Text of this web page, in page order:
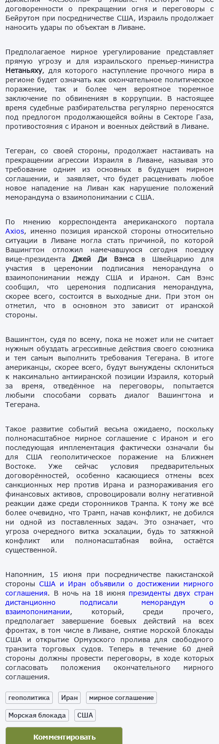
договоренности о прекращении огня и переговоры с
Бейрутом при посредничестве США, Израиль продолжает
наносить удары по объектам в Ливане.
Предполагаемое мирное урегулирование представляет
прямую угрозу и для израильского премьер-министра
Нетаньяху, для которого наступление прочного мира в
регионе будет означать как окончательное политическое
поражение, так и более чем вероятное тюремное
заключение по обвинениям в коррупции. В настоящее
время судебные разбирательства регулярно переносятся
под предлогом продолжающейся войны в Секторе Газа,
противостояния с Ираном и военных действий в Ливане.
Тегеран, со своей стороны, продолжает настаивать на
прекращении агрессии Израиля в Ливане, называя это
требование одним из основных в будущем мирном
соглашении, и заявляет, что будет расценивать любое
новое нападение на Ливан как нарушение положений
меморандума о взаимопонимании с США.
По мнению корреспондента американского портала
Axios, именно позиция иранской стороны относительно
ситуации в Ливане могла стать причиной, по которой
Вашингтон отложил намечавшуюся сегодня поездку
вице-президентаДжей Ди Вэнса в Швейцарию для
участия в церемонии подписания меморандума о
взаимопонимании между США и Ираном. Сам Вэнс
сообщил, что церемония подписания меморандума,
скорее всего, состоится в выходные дни. При этом он
отметил, что в основном это зависит от иранской
стороны.
Вашингтон, судя по всему, пока не может или не считает
нужным обуздать агрессивные действия своего союзника
и тем самым выполнить требования Тегерана. В итоге
американцы, скорее всего, будут вынуждены склониться
к максимально антииранской позиции Израиля, который
за время, отведённое на переговоры, попытается
любыми способами сорвать диалог Вашингтона и
Тегерана.
Такое развитие событий весьма ожидаемо, поскольку
полномасштабное мирное соглашение с Ираном и его
последующая имплементация фактически означали бы
для США геополитическое поражение на Ближнем
Востоке. Уже сейчас условия предварительных
договорённостей, особенно касающиеся отмены всех
санкционных мер против Ирана и размораживания его
финансовых активов, спровоцировали волну негативной
реакции даже среди сторонников Трампа. К тому же всё
более очевидно, что Трамп, начав конфликт, не добился
ни одной из поставленных задач. Это означает, что
угроза очередного витка эскалации, будь то затяжной
конфликт или полномасштабная война, остаётся
существенной.
Напомним, 15 июня при посредничестве пакистанской
стороныСША и Иран объявили о достижении мирного
соглашения. В ночь на 18 июня президенты двух стран
дистанционно подписали меморандум о
взаимопонимании, который, среди прочего,
предполагает завершение боевых действий на всех
фронтах, в том числе в Ливане, снятие морской блокады
США и открытие Ормузского пролива для свободного
транзита торговых судов. Теперь в течение 60 дней
стороны должны провести переговоры, в ходе которых
согласовать положения окончательного мирного
соглашения.
геополитика Иран
мирное соглашение
Морская блокада
США